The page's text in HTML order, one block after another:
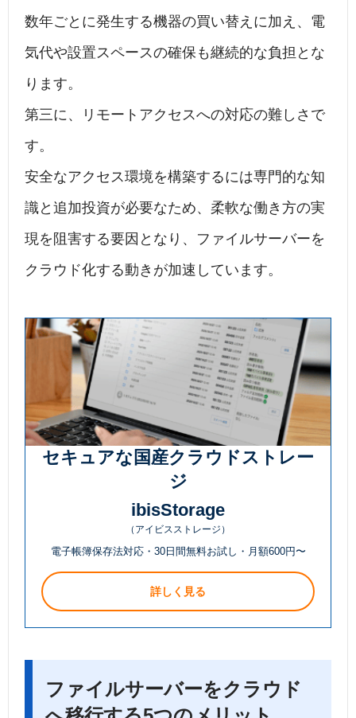
数年ごとに発生する機器の買い替えに加え、電
気代や設置スペースの確保も継続的な負担とな
ります。
第三に、リモートアクセスへの対応の難しさで
す。
安全なアクセス環境を構築するには専門的な知
識と追加投資が必要なため、柔軟な働き方の実
現を阻害する要因となり、ファイルサーバーを
クラウド化する動きが加速しています。
セキュアな国産クラウドストレー
ジ
ibisStorage
（アイビスストレージ）
電子帳簿保存法対応・30日間無料お試し・月額600円〜
詳しく見る
ファイルサーバーをクラウド